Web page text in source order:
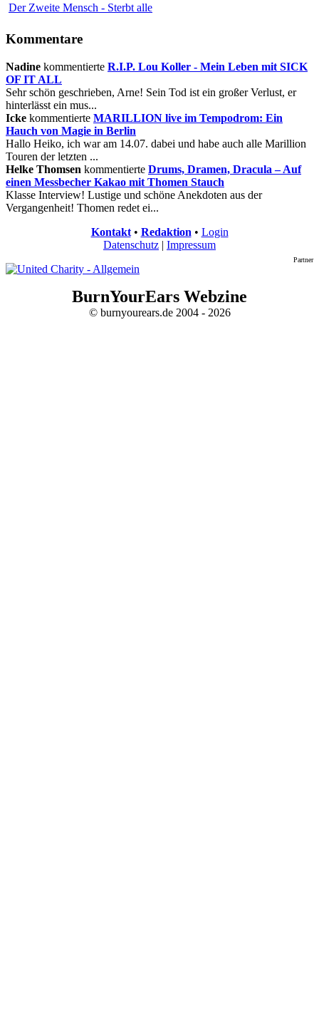
Der Zweite Mensch - Sterbt alle
Kommentare
Nadine kommentierte R.I.P. Lou Koller - Mein Leben mit SICK
OF IT ALL
Sehr schön geschrieben, Arne! Sein Tod ist ein großer Verlust, er
hinterlässt ein mus...
Icke kommentierte MARILLION live im Tempodrom: Ein
Hauch von Magie in Berlin
Hallo Heiko, ich war am 14.07. dabei und habe auch alle Marillion
Touren der letzten ...
Helke Thomsen kommentierte Drums, Dramen, Dracula – Auf
einen Messbecher Kakao mit Thomen Stauch
Klasse Interview! Lustige und schöne Anekdoten aus der
Vergangenheit! Thomen redet ei...
Kontakt• Redaktion • Login
Datenschutz | Impressum
Partner
BurnYourEars Webzine
© burnyourears.de 2004 - 2026